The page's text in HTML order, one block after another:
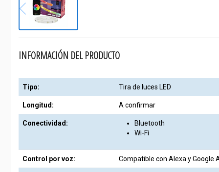
INFORMACIÓN DEL PRODUCTO
Tipo: Tira de luces LED
Longitud: A confirmar
Conectividad:
Bluetooth
Wi-Fi
Control por voz: Compatible con Alexa y Google